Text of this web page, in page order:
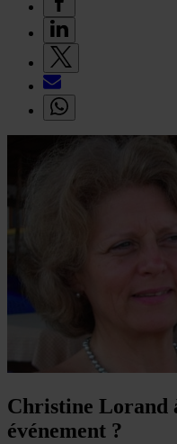
Christine Lorand
événement ?